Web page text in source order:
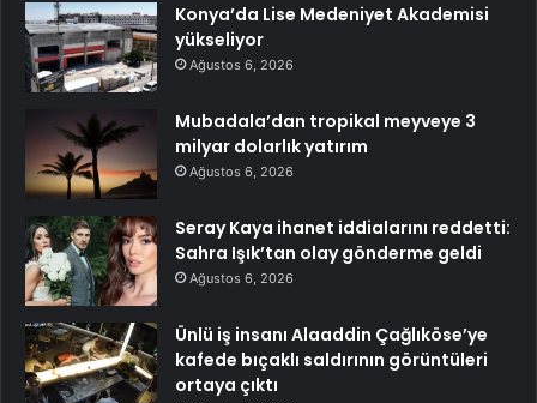
Konya’da Lise Medeniyet Akademisi
yükseliyor
Ağustos 6, 2026
Mubadala’dan tropikal meyveye 3
milyar dolarlık yatırım
Ağustos 6, 2026
Seray Kaya ihanet iddialarını reddetti:
Sahra Işık’tan olay gönderme geldi
Ağustos 6, 2026
Ünlü iş insanı Alaaddin Çağlıköse’ye
kafede bıçaklı saldırının görüntüleri
ortaya çıktı